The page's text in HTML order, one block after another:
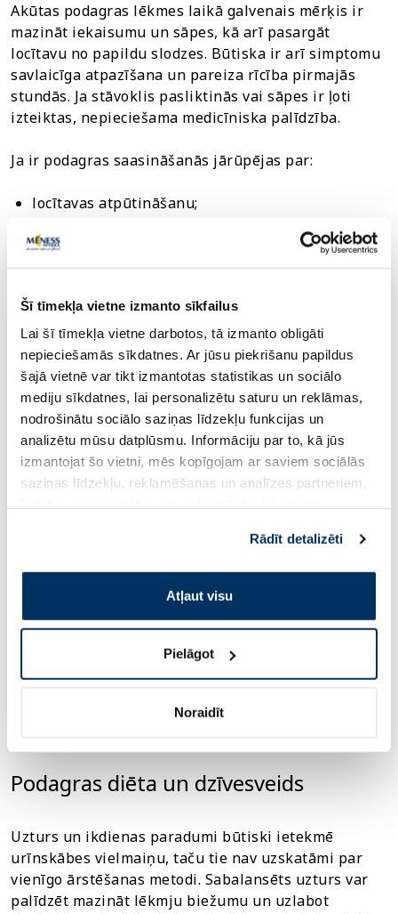
Šī tīmekļa vietne izmanto sīkfailus
Lai šī tīmekļa vietne darbotos, tā izmanto obligāti
nepieciešamās sīkdatnes. Ar jūsu piekrišanu papildus
šajā vietnē var tikt izmantotas statistikas un sociālo
mediju sīkdatnes, lai personalizētu saturu un reklāmas,
nodrošinātu sociālo saziņas līdzekļu funkcijas un
analizētu mūsu datplūsmu. Informāciju par to, kā jūs
izmantojat šo vietni, mēs kopīgojam ar saviem sociālās
saziņas līdzekļu, reklamēšanas un analīzes partneriem,
pakalpojumus. Ja piekrītat šo papildu sīkdatņu
izmantošanai, lūdzu, atzīmējiet savu izvēli:
Rādīt detalizēti
Atļaut visu
Pielāgot
Noraidīt
Akūtas podagras lēkmes laikā galvenais mērķis ir
mazināt iekaisumu un sāpes, kā arī pasargāt
locītavu no papildu slodzes. Būtiska ir arī simptomu
savlaicīga atpazīšana un pareiza rīcība pirmajās
stundās. Ja stāvoklis pasliktinās vai sāpes ir ļoti
izteiktas, nepieciešama medicīniska palīdzība.
Ja ir podagras saasināšanās jārūpējas par:
locītavas atpūtināšanu;
izvairīšanos no fiziskas slodzes;
Ja simptomi pastiprinās, jādodas pie ārsta, savukārt
tad, ja nepieciešama informācija par bezrecepšu
līdzekļiem, jākonsultējas ar farmaceitu.
Kā kontrolēt podagru starp lēkmēm?
Starp akūtām epizodēm svarīgākais ir uzturēt
stabilu urīnskābes līmeni asinīs un sekot
novērtēt terapijas efektivitāti un, ja nepieciešams,
Papildus medikamentozai terapijai dažos gadījumos
tiek izmantoti uztura bagātinātāji locītavu veselības
atbalstam. Uztura bagātinātāji neaizstāj ārsta
individuāli. Piemērotākā risinājuma izvēlē ieteicama
Podagras diēta un dzīvesveids
Uzturs un ikdienas paradumi būtiski ietekmē
urīnskābes vielmaiņu, taču tie nav uzskatāmi par
vienīgo ārstēšanas metodi. Sabalansēts uzturs var
palīdzēt mazināt lēkmju biežumu un uzlabot